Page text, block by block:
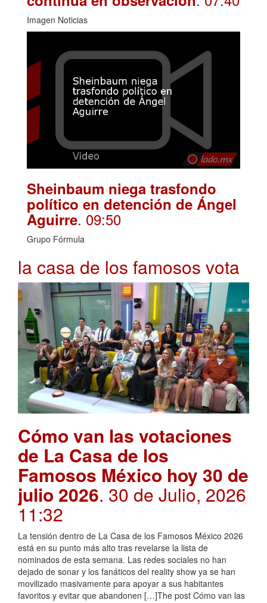
Imagen Noticias
Sheinbaum niega trasfondo
político en detención de Ángel
Aguirre. 09:50
Grupo Fórmula
la casa de los famosos vota
Cómo van las votaciones
de La Casa de los
Famosos México hoy 30 de
julio 2026. 30 de Julio, 2026
11:32
La tensión dentro de La Casa de los Famosos México 2026
está en su punto más alto tras revelarse la lista de
nominados de esta semana. Las redes sociales no han
dejado de sonar y los fanáticos del reality show ya se han
movilizado masivamente para apoyar a sus habitantes
favoritos y evitar que abandonen […]The post Cómo van las